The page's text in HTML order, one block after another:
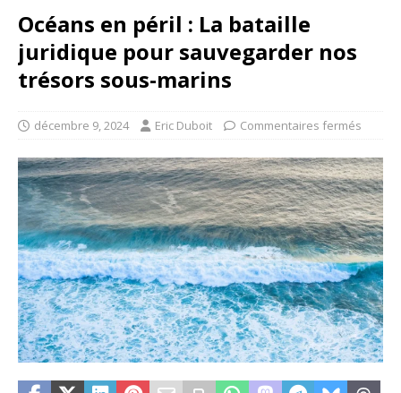
Océans en péril : La bataille
juridique pour sauvegarder nos
trésors sous-marins
décembre 9, 2024 Eric Duboit Commentaires fermés